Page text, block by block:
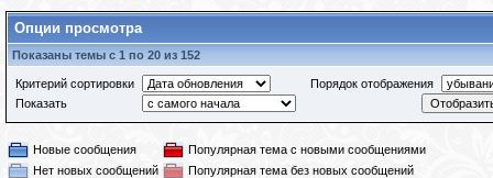
Опции просмотра
Показаны темы с 1 по 20 из 152
Критерий сортировки
Порядок отображения
Показать
Новые сообщения
Популярная тема с новыми сообщениями
Нет новых сообщений
Популярная тема без новых сообщений